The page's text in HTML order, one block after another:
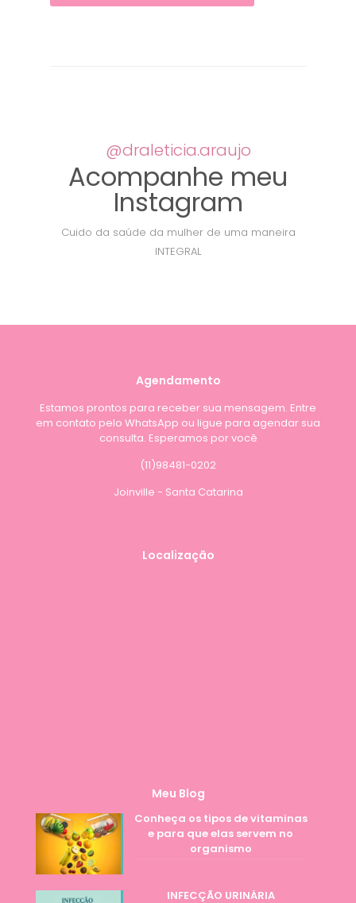
@draleticia.araujo
Acompanhe meu
Instagram
Cuido da saúde da mulher de uma maneira
INTEGRAL
Agendamento
Estamos prontos para receber sua mensagem. Entre
em contato pelo WhatsApp ou ligue para agendar sua
consulta. Esperamos por você
(11)98481-0202
Joinville - Santa Catarina
Localização
Meu Blog
Conheça os tipos de vitaminas
e para que elas servem no
organismo
INFECÇÃO URINÁRIA